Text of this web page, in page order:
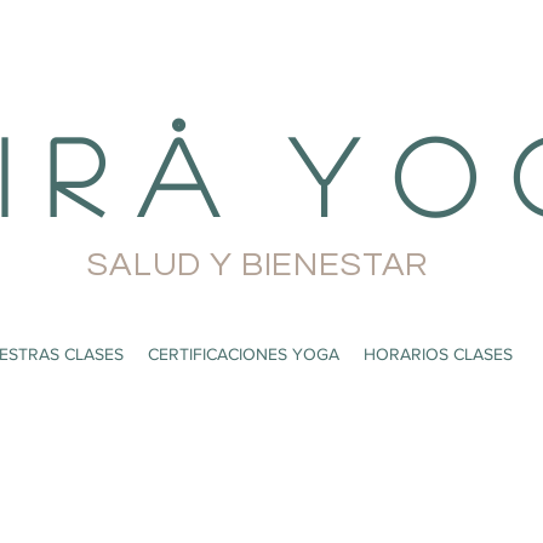
r å Y o
CLASES CERTIFICACIONES YOGA HORARIOS CLASES
SALUD Y BIENESTAR